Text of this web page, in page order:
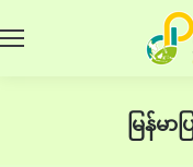
မြန်မာ